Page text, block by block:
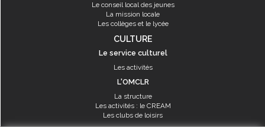
Le conseil local des jeunes
La mission locale
Les collèges et le lycée
CULTURE
Le service culturel
Les activités
L'OMCLR
La structure
Les activités : le CREAM
Les clubs de loisirs